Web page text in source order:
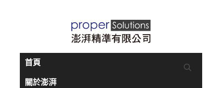
首頁
關於澎湃